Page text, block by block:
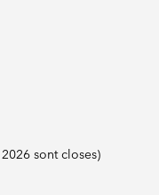
sont closes)